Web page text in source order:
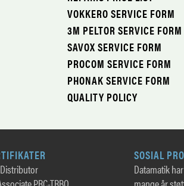
VOKKERO SERVICE FORM
3M PELTOR SERVICE FORM
SAVOX SERVICE FORM
PROCOM SERVICE FORM
PHONAK SERVICE FORM
QUALITY POLICY
SOSIAL
Datamatik